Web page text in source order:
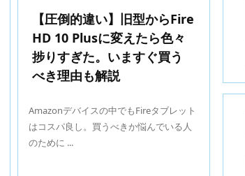
【圧倒的違い】旧型からFire
HD 10 Plusに変えたら色々
捗りすぎた。いますぐ買う
べき理由も解説
Amazonデバイスの中でもFireタブレット
はコスパ良し。買うべきか悩んでいる人
のために ...